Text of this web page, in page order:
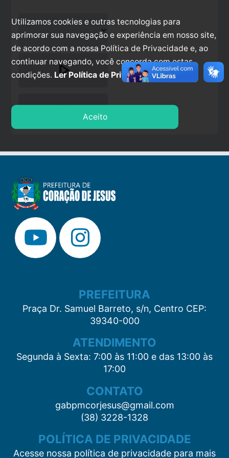
play_arrow
stop
PREFEITURA
Praça Dr. Samuel Barreto, s/n, Centro CEP:
39340-000
ATENDIMENTO
Segunda à Sexta: 7:00 às 11:00 e das 13:00 às
17:00
CONTATO
gabpmcorjesus@gmail.com
(38) 3228-1328
POLÍTICA DE PRIVACIDADE
Acesse nossa política de privacidade para mais
Utilizamos cookies e outras tecnologias para
aprimorar sua navegação e experiência em nosso site,
de acordo com a nossa Política de Privacidade e, ao
continuar navegando, você concorda com estas
condições. Ler Política de Privacidade.
Aceito